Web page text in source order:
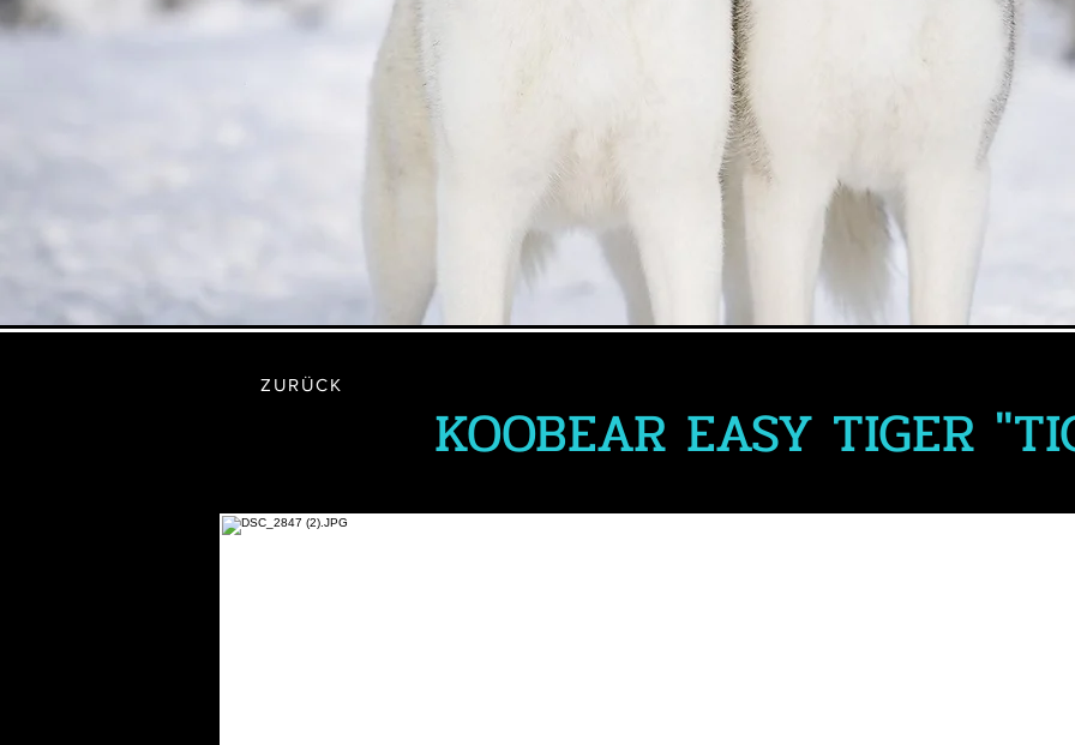
Avenir Light est une police propre et
élégante appréciée des designers. Il est
parfait pour les titres et les paragraphes.
ZURÜCK
KOOBEAR EASY TIGER